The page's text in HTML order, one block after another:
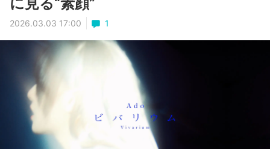
2026.03.03 17:00 1